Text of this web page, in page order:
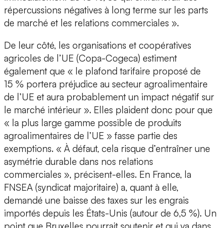
répercussions négatives à long terme sur les parts
de marché et les relations commerciales ».
De leur côté, les organisations et coopératives
agricoles de l’UE (Copa-Cogeca) estiment
également que « le plafond tarifaire proposé de
15 % portera préjudice au secteur agroalimentaire
de l’UE et aura probablement un impact négatif sur
le marché intérieur ». Elles plaident donc pour que
« la plus large gamme possible de produits
agroalimentaires de l’UE » fasse partie des
exemptions. « À défaut, cela risque d’entraîner une
asymétrie durable dans nos relations
commerciales », précisent-elles. En France, la
FNSEA (syndicat majoritaire) a, quant à elle,
demandé une baisse des taxes sur les engrais
importés depuis les États-Unis (autour de 6,5 %). Un